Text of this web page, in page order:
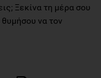
Ξεκίνα τη μέρα σου
να τον